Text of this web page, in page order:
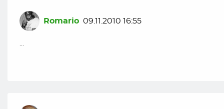
Romario 09.11.2010 16:55
…